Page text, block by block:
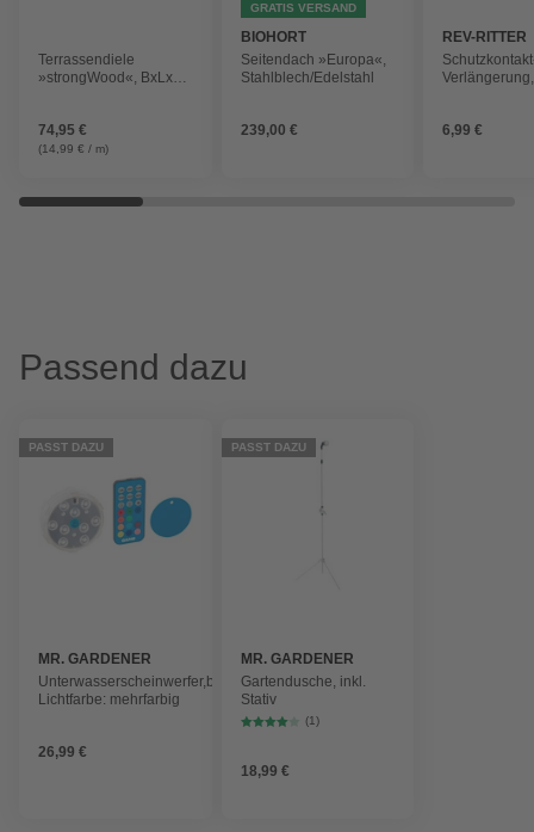
Terrassendiele
»strongWood«, BxLxS:
74,95 €
(14,99 € / m)
GRATIS VERSAND
BIOHORT
Seitendach »Europa«,
Stahlblech/Edelstahl
239,00 €
REV-RITTER
6,99 €
Passend dazu
PASST DAZU
MR. GARDENER
Unterwasserscheinwerfer,batteriebetrieben,
Lichtfarbe: mehrfarbig
26,99 €
PASST DAZU
MR. GARDENER
Gartendusche, inkl.
Stativ
(1)
18,99 €